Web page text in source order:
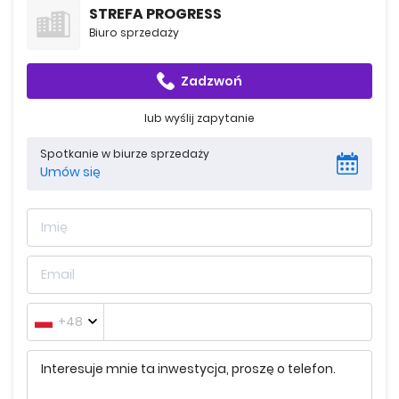
Strefa PROGRESS to miejsce z bogatą historią. Dawniej
łódzkiego przemysłu metalowego, którego
przedsiębiorstwo powstało w 1866 roku przy Piotrkowskiej
Strefa PROGRESS oferuje:
256 mieszkań o metrażach od 27 do 155 m²
doskonałą lokalizację w centrum Łodzi
reprezentacyjne lobby
wypożyczalnię rowerów
STREFA PROGRESS
Biuro sprzedaży
Zadzwoń
lub wyślij zapytanie
Spotkanie w biurze sprzedaży
Umów się
+48